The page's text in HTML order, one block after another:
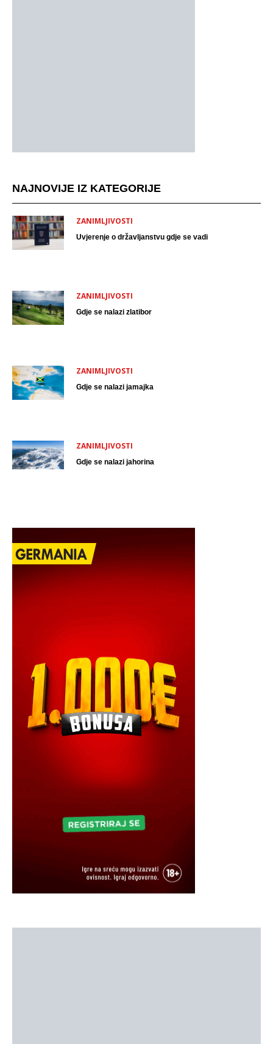
NAJNOVIJE IZ KATEGORIJE
ZANIMLJIVOSTI
Uvjerenje o državljanstvu gdje se vadi
ZANIMLJIVOSTI
Gdje se nalazi zlatibor
ZANIMLJIVOSTI
Gdje se nalazi jamajka
ZANIMLJIVOSTI
Gdje se nalazi jahorina